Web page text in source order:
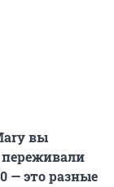
вы
переживали
— это разные